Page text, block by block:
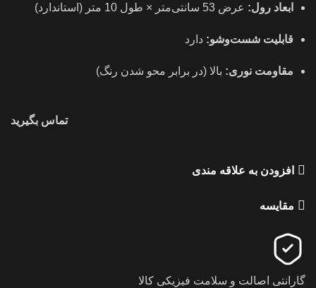
ابعاد رول: عرض 53 سانتی‌متر × طول 10 متر (استاندارد)
قابلیت شست‌وشو: دارد
مقاومت نوری: بالا (در برابر محو شدن رنگ)
تماس بگیرید
افزودن به علاقه مندی
مقایسه
گارانتی اصالت و سلامت فیزیکی کالا